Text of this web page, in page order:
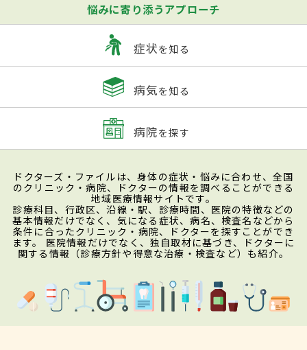
悩みに寄り添うアプローチ
症状を知る
病気を知る
病院を探す
ドクターズ・ファイルは、身体の症状・悩みに合わせ、全国
のクリニック・病院、ドクターの情報を調べることができる
地域医療情報サイトです。
診療科目、行政区、沿線・駅、診療時間、医院の特徴などの
基本情報だけでなく、気になる症状、病名、検査名などから
条件に合ったクリニック・病院、ドクターを探すことができ
ます。 医院情報だけでなく、独自取材に基づき、ドクターに
関する情報（診療方針や得意な治療・検査など）も紹介。